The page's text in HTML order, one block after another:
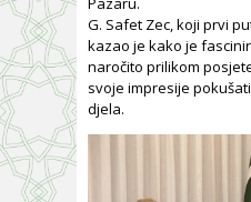
G. Safet Zec, koji prvi
kazao je kako je
naročito prilikom
svoje impresije
djela.